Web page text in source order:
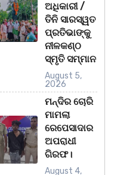
ଅଧିକାରୀ /
ତିନି ସାରସ୍ୱତ
ପ୍ରତିଭାଙ୍କୁ
ନୀଳକଣ୍ଠ
ସ୍ମୃତି ସମ୍ମାନ
August 5,
2026
ମନ୍ଦିର ଚୋରି
ମାମଲା
ରେପେସାଦାର
ଅପରାଧୀ
ଗିରଫ।
August 4,